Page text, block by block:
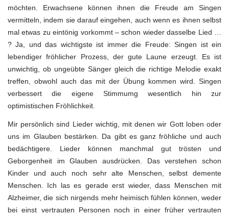
möchten. Erwachsene können ihnen die Freude am Singen
vermitteln, indem sie darauf eingehen, auch wenn es ihnen selbst
mal etwas zu eintönig vorkommt – schon wieder dasselbe Lied …
? Ja, und das wichtigste ist immer die Freude: Singen ist ein
lebendiger fröhlicher Prozess, der gute Laune erzeugt. Es ist
unwichtig, ob ungeübte Sänger gleich die richtige Melodie exakt
treffen, obwohl auch das mit der Übung kommen wird. Singen
verbessert die eigene Stimmumg wesentlich hin zur
optimistischen Fröhlichkeit.
Mir persönlich sind Lieder wichtig, mit denen wir Gott loben oder
uns im Glauben bestärken. Da gibt es ganz fröhliche und auch
bedächtigere. Lieder können manchmal gut trösten und
Geborgenheit im Glauben ausdrücken. Das verstehen schon
Kinder und auch noch sehr alte Menschen, selbst demente
Menschen. Ich las es gerade erst wieder, dass Menschen mit
Alzheimer, die sich nirgends mehr heimisch fühlen können, weder
bei einst vertrauten Personen noch in einer früher vertrauten